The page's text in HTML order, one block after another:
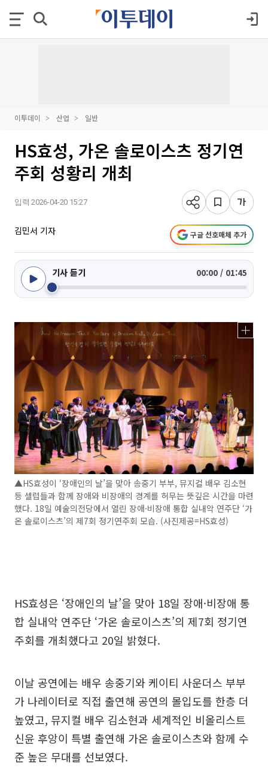
이투데이 산업 일반
HS효성, 가온 솔로이스츠 정기연
주회 성황리 개최
입력 2026-04-20 15:27
김민서 기자 구글 선호매체 추가
기사 듣기 00:00 / 01:45
▲HS효성이 ‘장애인의 날’을 맞아 송중기 부부, 뮤지컬 배우 김소현
등 셀럽들과 함께 장애와 비장애의 경계를 허무는 뜻깊은 시간을 마련
했다. 18일 예술의전당에서 열린 장애·비장애 통합 실내악 연주단 ‘가
온 솔로이스츠’의 제7회 정기연주회 모습. (사진제공=HS효성)
HS효성은 ‘장애인의 날’을 맞아 18일 장애·비장애 통
합 실내악 연주단 ‘가온 솔로이스츠’의 제7회 정기연
주회를 개최했다고 20일 밝혔다.
이날 공연에는 배우 송중기와 케이티 사운더스 부부
가 나레이터로 직접 출연해 공연의 몰입도를 한층 더
높였고, 뮤지컬 배우 김소현과 세계적인 비올리스트
신윤 후앙이 특별 출연해 가온 솔로이스츠와 함께 수
준 높은 무대를 선보였다.